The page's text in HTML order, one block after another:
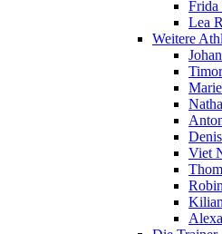
Frida
Lea
Weitere
Viet